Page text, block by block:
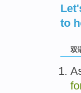
to
双
A